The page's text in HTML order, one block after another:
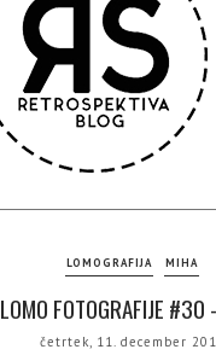
LOMOGRAFIJA MIHA
LOMO FOTOGRAFIJE #30
četrtek, 11. december